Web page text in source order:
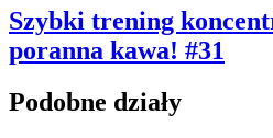
Szybki trening
poranna kawa! #31
Podobne działy